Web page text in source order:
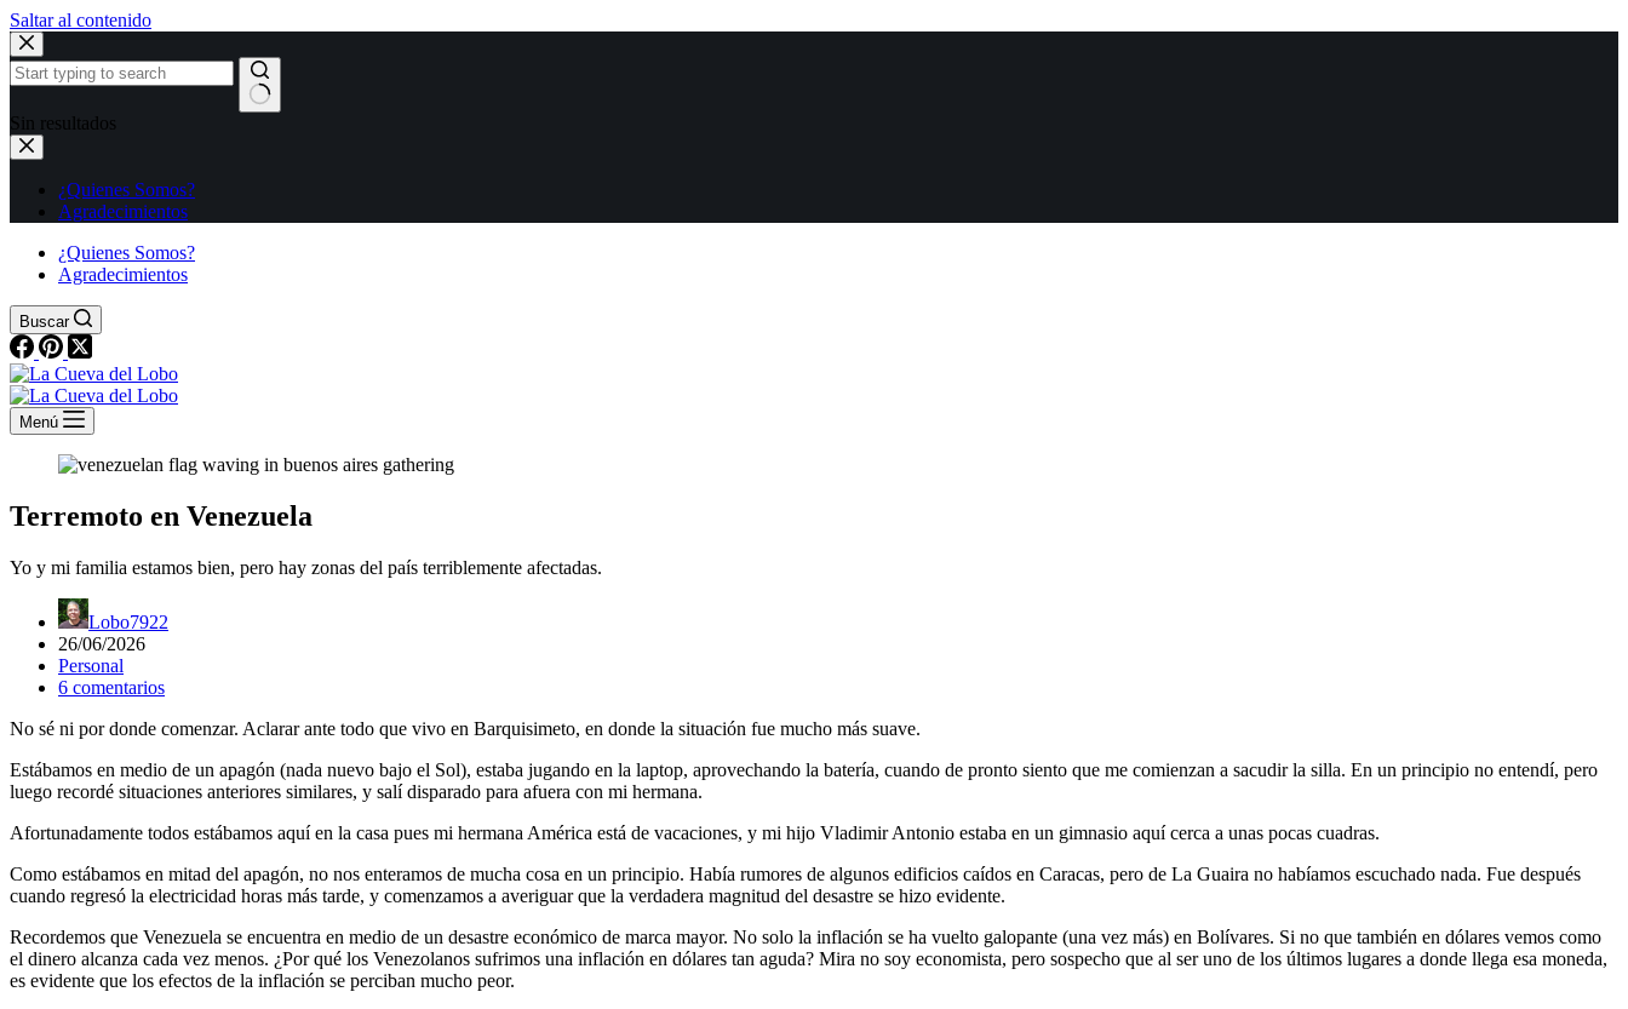
Saltar al contenido
Sin resultados
¿Quienes Somos?
Agradecimientos
¿Quienes Somos?
Agradecimientos
Buscar
Menú
Terremoto en Venezuela
Yo y mi familia estamos bien, pero hay zonas del país terriblemente afectadas.
Lobo7922
26/06/2026
Personal
6 comentarios
No sé ni por donde comenzar. Aclarar ante todo que vivo en Barquisimeto, en donde la situación fue mucho más suave.
Estábamos en medio de un apagón (nada nuevo bajo el Sol), estaba jugando en la laptop, aprovechando la batería, cuando de pronto siento que me comienzan a sacudir la silla. En un principio no entendí, pero
luego recordé situaciones anteriores similares, y salí disparado para afuera con mi hermana.
Afortunadamente todos estábamos aquí en la casa pues mi hermana América está de vacaciones, y mi hijo Vladimir Antonio estaba en un gimnasio aquí cerca a unas pocas cuadras.
Como estábamos en mitad del apagón, no nos enteramos de mucha cosa en un principio. Había rumores de algunos edificios caídos en Caracas, pero de La Guaira no habíamos escuchado nada. Fue después
cuando regresó la electricidad horas más tarde, y comenzamos a averiguar que la verdadera magnitud del desastre se hizo evidente.
Recordemos que Venezuela se encuentra en medio de un desastre económico de marca mayor. No solo la inflación se ha vuelto galopante (una vez más) en Bolívares. Si no que también en dólares vemos como
el dinero alcanza cada vez menos. ¿Por qué los Venezolanos sufrimos una inflación en dólares tan aguda? Mira no soy economista, pero sospecho que al ser uno de los últimos lugares a donde llega esa moneda,
es evidente que los efectos de la inflación se perciban mucho peor.